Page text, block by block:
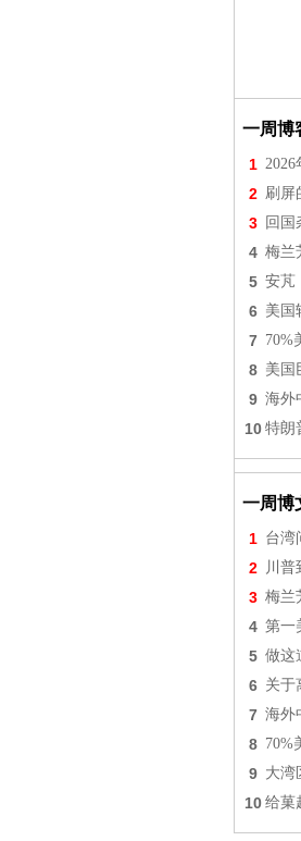
一周博
1
2 刷屏
3 回国
4 梅兰
5 安芃
6 美国
7 70%
8 美国
9 海外
10 特朗
一周博
1 台湾
2 川普
3 梅兰
4 第一
5 做这
6 关于
7 海外
8 70%
9 大湾
10 给菓